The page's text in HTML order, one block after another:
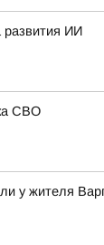
развития ИИ
СВО
у жителя